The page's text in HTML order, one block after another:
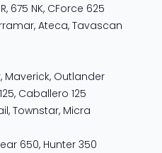
, 675 NK, CForce 625
, Ateca, Tavascan
, Maverick, Outlander
, Caballero 125
, Townstar, Micra
650, Hunter 350